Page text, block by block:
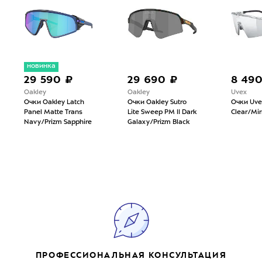
новинка
29 590 ₽
Oakley
Очки Oakley Latch
Panel Matte Trans
Navy/Prizm Sapphire
29 690 ₽
Oakley
Очки Oakley Sutro
Lite Sweep PM II Dark
Galaxy/Prizm Black
8
Uvex
Очки
Clear/
ПРОФЕССИОНАЛЬНАЯ КОНСУЛЬТАЦИЯ